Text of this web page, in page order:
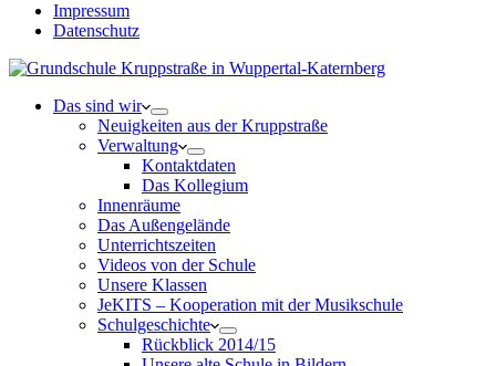
Impressum
Datenschutz
Das sind wir
Neuigkeiten aus der Kruppstraße
Verwaltung
Kontaktdaten
Das Kollegium
Innenräume
Das Außengelände
Unterrichtszeiten
Videos von der Schule
Unsere Klassen
JeKITS – Kooperation mit der Musikschule
Schulgeschichte
Rückblick 2014/15